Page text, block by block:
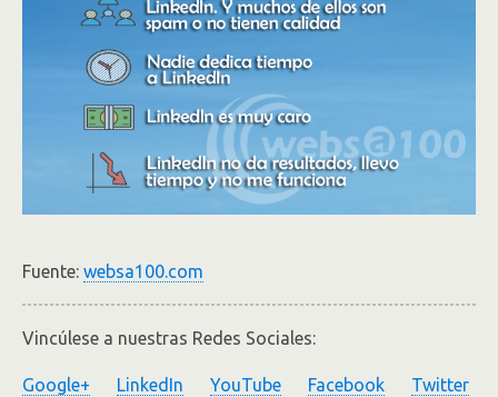
Fuente: websa100.com
Vincúlese a nuestras Redes Sociales:
Google+ LinkedIn YouTube Facebook Twitter